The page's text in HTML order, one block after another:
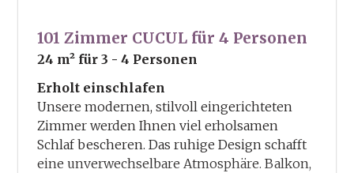
101 Zimmer CUCUL für 4 Personen
24 m² für 3 - 4 Personen
Erholt einschlafen
Unsere modernen, stilvoll eingerichteten
Zimmer werden Ihnen viel erholsamen
Schlaf bescheren. Das ruhige Design schafft
eine unverwechselbare Atmosphäre. Balkon,